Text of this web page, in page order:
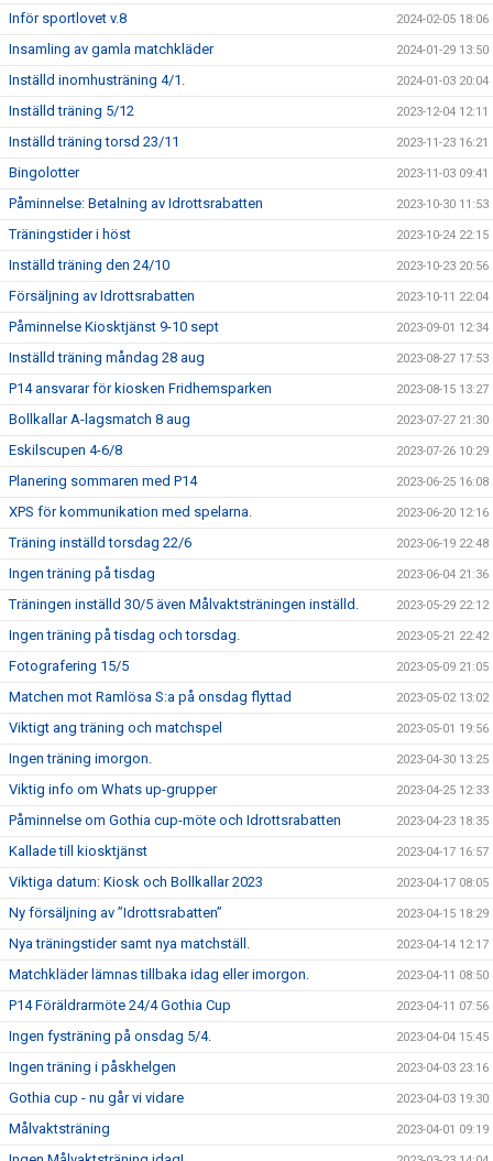
Inför sportlovet v.8 2024-02-05 18:06
Insamling av gamla matchkläder 2024-01-29 13:50
Inställd inomhusträning 4/1. 2024-01-03 20:04
Inställd träning 5/12 2023-12-04 12:11
Inställd träning torsd 23/11 2023-11-23 16:21
Bingolotter 2023-11-03 09:41
Påminnelse: Betalning av Idrottsrabatten 2023-10-30 11:53
Träningstider i höst 2023-10-24 22:15
Inställd träning den 24/10 2023-10-23 20:56
Försäljning av Idrottsrabatten 2023-10-11 22:04
Påminnelse Kiosktjänst 9-10 sept 2023-09-01 12:34
Inställd träning måndag 28 aug 2023-08-27 17:53
P14 ansvarar för kiosken Fridhemsparken 2023-08-15 13:27
Bollkallar A-lagsmatch 8 aug 2023-07-27 21:30
Eskilscupen 4-6/8 2023-07-26 10:29
Planering sommaren med P14 2023-06-25 16:08
XPS för kommunikation med spelarna. 2023-06-20 12:16
Träning inställd torsdag 22/6 2023-06-19 22:48
Ingen träning på tisdag 2023-06-04 21:36
Träningen inställd 30/5 även Målvaktsträningen inställd. 2023-05-29 22:12
Ingen träning på tisdag och torsdag. 2023-05-21 22:42
Fotografering 15/5 2023-05-09 21:05
Matchen mot Ramlösa S:a på onsdag flyttad 2023-05-02 13:02
Viktigt ang träning och matchspel 2023-05-01 19:56
Ingen träning imorgon. 2023-04-30 13:25
Viktig info om Whats up-grupper 2023-04-25 12:33
Påminnelse om Gothia cup-möte och Idrottsrabatten 2023-04-23 18:35
Kallade till kiosktjänst 2023-04-17 16:57
Viktiga datum: Kiosk och Bollkallar 2023 2023-04-17 08:05
Ny försäljning av ”Idrottsrabatten” 2023-04-15 18:29
Nya träningstider samt nya matchställ. 2023-04-14 12:17
Matchkläder lämnas tillbaka idag eller imorgon. 2023-04-11 08:50
P14 Föräldrarmöte 24/4 Gothia Cup 2023-04-11 07:56
Ingen fysträning på onsdag 5/4. 2023-04-04 15:45
Ingen träning i påskhelgen 2023-04-03 23:16
Gothia cup - nu går vi vidare 2023-04-03 19:30
Målvaktsträning 2023-04-01 09:19